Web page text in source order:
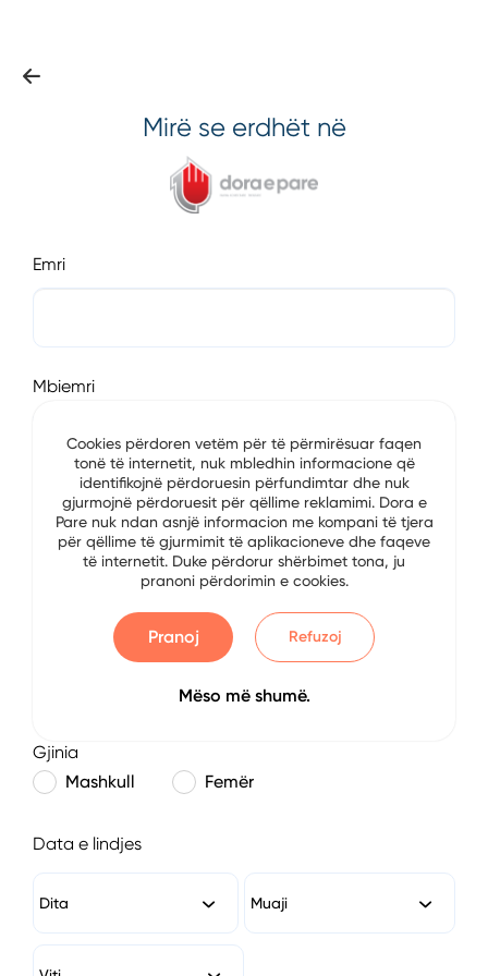
Mirë se erdhët në
Emri
Mbiemri
E-mail
Numri i Telefonit
Gjinia
Mashkull
Femër
Data e lindjes
Dita Muaji
Cookies përdoren vetëm për të përmirësuar faqen
tonë të internetit, nuk mbledhin informacione që
identifikojnë përdoruesin përfundimtar dhe nuk
gjurmojnë përdoruesit për qëllime reklamimi. Dora e
Pare nuk ndan asnjë informacion me kompani të tjera
për qëllime të gjurmimit të aplikacioneve dhe faqeve
të internetit. Duke përdorur shërbimet tona, ju
pranoni përdorimin e cookies.
Pranoj Refuzoj
Mëso më shumë.